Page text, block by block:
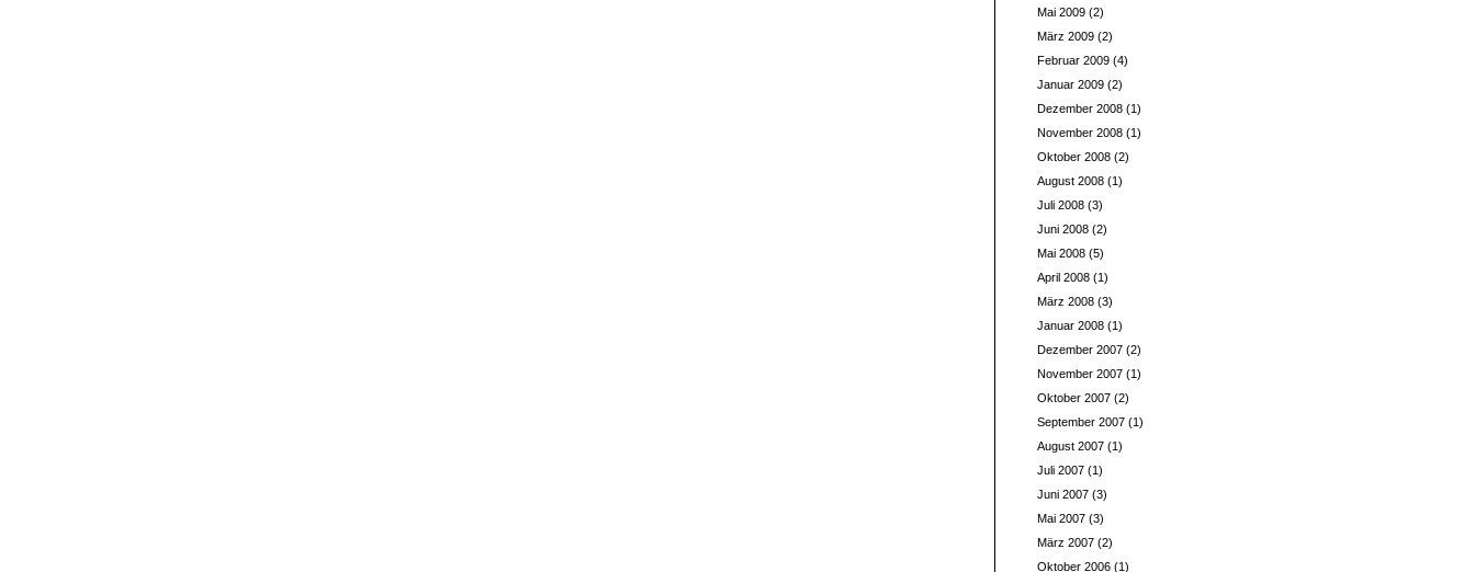
Mai 2009(2)
März 2009(2)
Februar 2009(4)
Januar 2009(2)
Dezember 2008(1)
November 2008(1)
Oktober 2008(2)
August 2008(1)
Juli 2008(3)
Juni 2008(2)
Mai 2008(5)
April 2008(1)
März 2008(3)
Januar 2008(1)
Dezember 2007(2)
November 2007(1)
Oktober 2007(2)
September 2007(1)
August 2007(1)
Juli 2007(1)
Juni 2007(3)
Mai 2007(3)
März 2007(2)
Oktober 2006(1)